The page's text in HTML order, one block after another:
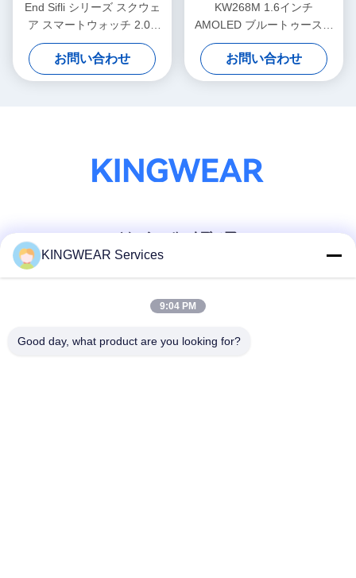
End Sifli シリーズ スクウェ
ア スマートウォッチ 2.01
PVD メタルフレーム
300mAh バッテリー
お問い合わせ
KW268M 1.6インチ
AMOLED ブルートゥースコ
ール スマートウォッチ
お問い合わせ
ソーシャル メディア
迅速な連絡
テレ
KINGWEAR Services
9:04 PM
Good day, what product are you looking for?